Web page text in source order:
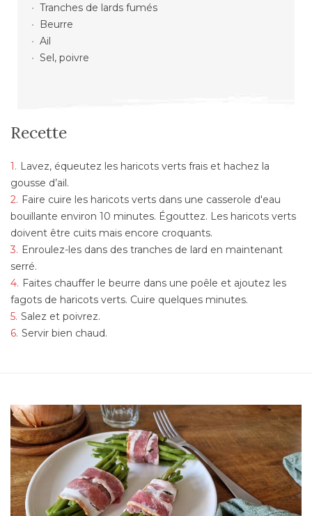
Tranches de lards fumés
Beurre
Ail
Sel, poivre
Recette
Lavez, équeutez les haricots verts frais et hachez la
gousse d’ail.
Faire cuire les haricots verts dans une casserole d'eau
bouillante environ 10 minutes. Égouttez. Les haricots verts
doivent être cuits mais encore croquants.
Enroulez-les dans des tranches de lard en maintenant
serré.
Faites chauffer le beurre dans une poêle et ajoutez les
fagots de haricots verts. Cuire quelques minutes.
Salez et poivrez.
Servir bien chaud.